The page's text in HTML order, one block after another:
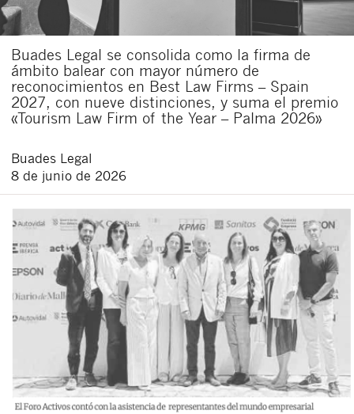
Buades Legal se consolida como la firma de
ámbito balear con mayor número de
reconocimientos en Best Law Firms – Spain
2027, con nueve distinciones, y suma el premio
«Tourism Law Firm of the Year – Palma 2026»
Buades Legal
8 de junio de 2026